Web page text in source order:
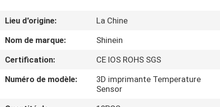
SUJET
DE
NOUS
VISITE
D'USINE
Lieu d'origine:
La Chine
Nom de marque:
Shinein
Certification:
CE IOS ROHS SGS
Numéro de modèle:
3D imprimante Temperature
Sensor